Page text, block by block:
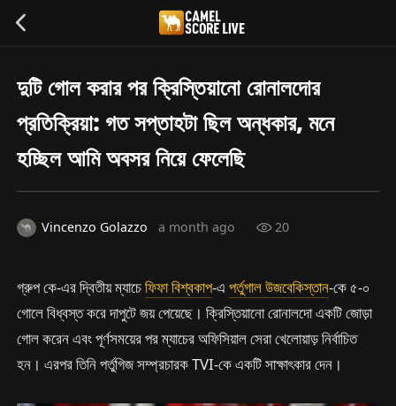
দুটি গোল করার পর ক্রিস্তিয়ানো রোনালদোর
প্রতিক্রিয়া: গত সপ্তাহটা ছিল অন্ধকার, মনে
হচ্ছিল আমি অবসর নিয়ে ফেলেছি
Vincenzo Golazzo a month ago 20
গ্রুপ কে-এর দ্বিতীয় ম্যাচেফিফা বিশ্বকাপ-এপর্তুগালউজবেকিস্তান-কে ৫-০
গোলে বিধ্বস্ত করে দাপুটে জয় পেয়েছে। ক্রিস্তিয়ানো রোনালদো একটি জোড়া
গোল করেন এবং পূর্ণসময়ের পর ম্যাচের অফিসিয়াল সেরা খেলোয়াড় নির্বাচিত
হন। এরপর তিনি পর্তুগিজ সম্প্রচারক TVI-কে একটি সাক্ষাৎকার দেন।